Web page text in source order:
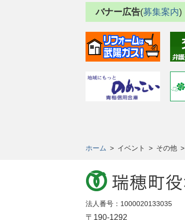
バナー広告(募集案内)
ホーム > イベント > その他 >
法人番号：1000020133035
〒190-1292